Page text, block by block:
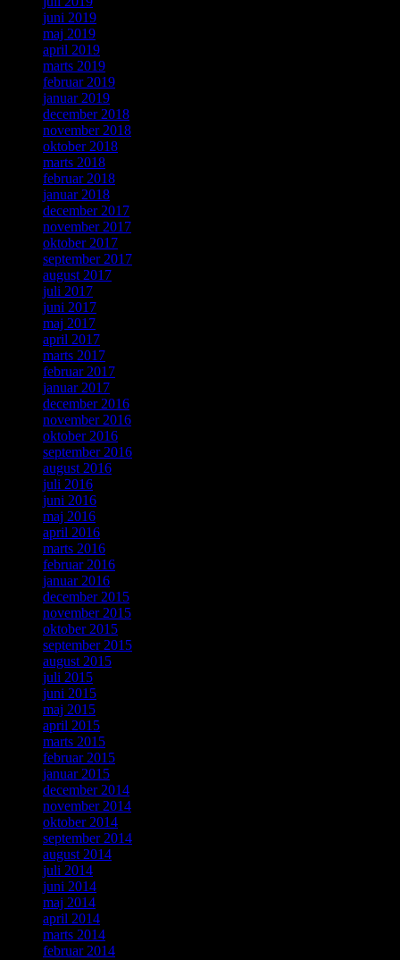
juni 2019
maj 2019
april 2019
marts 2019
februar 2019
januar 2019
december 2018
november 2018
oktober 2018
marts 2018
februar 2018
januar 2018
december 2017
november 2017
oktober 2017
september 2017
august 2017
juli 2017
juni 2017
maj 2017
april 2017
marts 2017
februar 2017
januar 2017
december 2016
november 2016
oktober 2016
september 2016
august 2016
juli 2016
juni 2016
maj 2016
april 2016
marts 2016
februar 2016
januar 2016
december 2015
november 2015
oktober 2015
september 2015
august 2015
juli 2015
juni 2015
maj 2015
april 2015
marts 2015
februar 2015
januar 2015
december 2014
november 2014
oktober 2014
september 2014
august 2014
juli 2014
juni 2014
maj 2014
april 2014
marts 2014
februar 2014